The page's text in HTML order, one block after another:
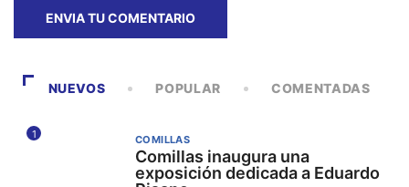
NUEVOS POPULAR COMENTADAS
1 COMILLAS
Comillas inaugura una
exposición dedicada a Eduardo